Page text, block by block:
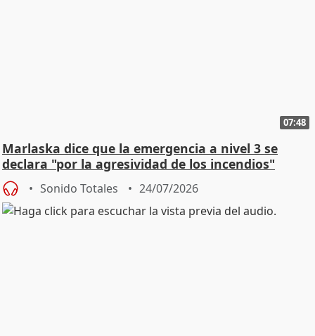
07:48
Marlaska dice que la emergencia a nivel 3 se
declara "por la agresividad de los incendios"
Sonido Totales 24/07/2026